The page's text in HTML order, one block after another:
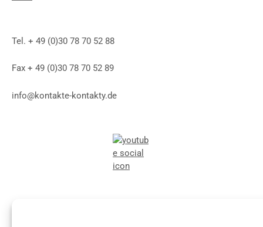
Tel. + 49 (0)30 78 70 52 88
Fax + 49 (0)30 78 70 52 89
info@kontakte-kontakty.de